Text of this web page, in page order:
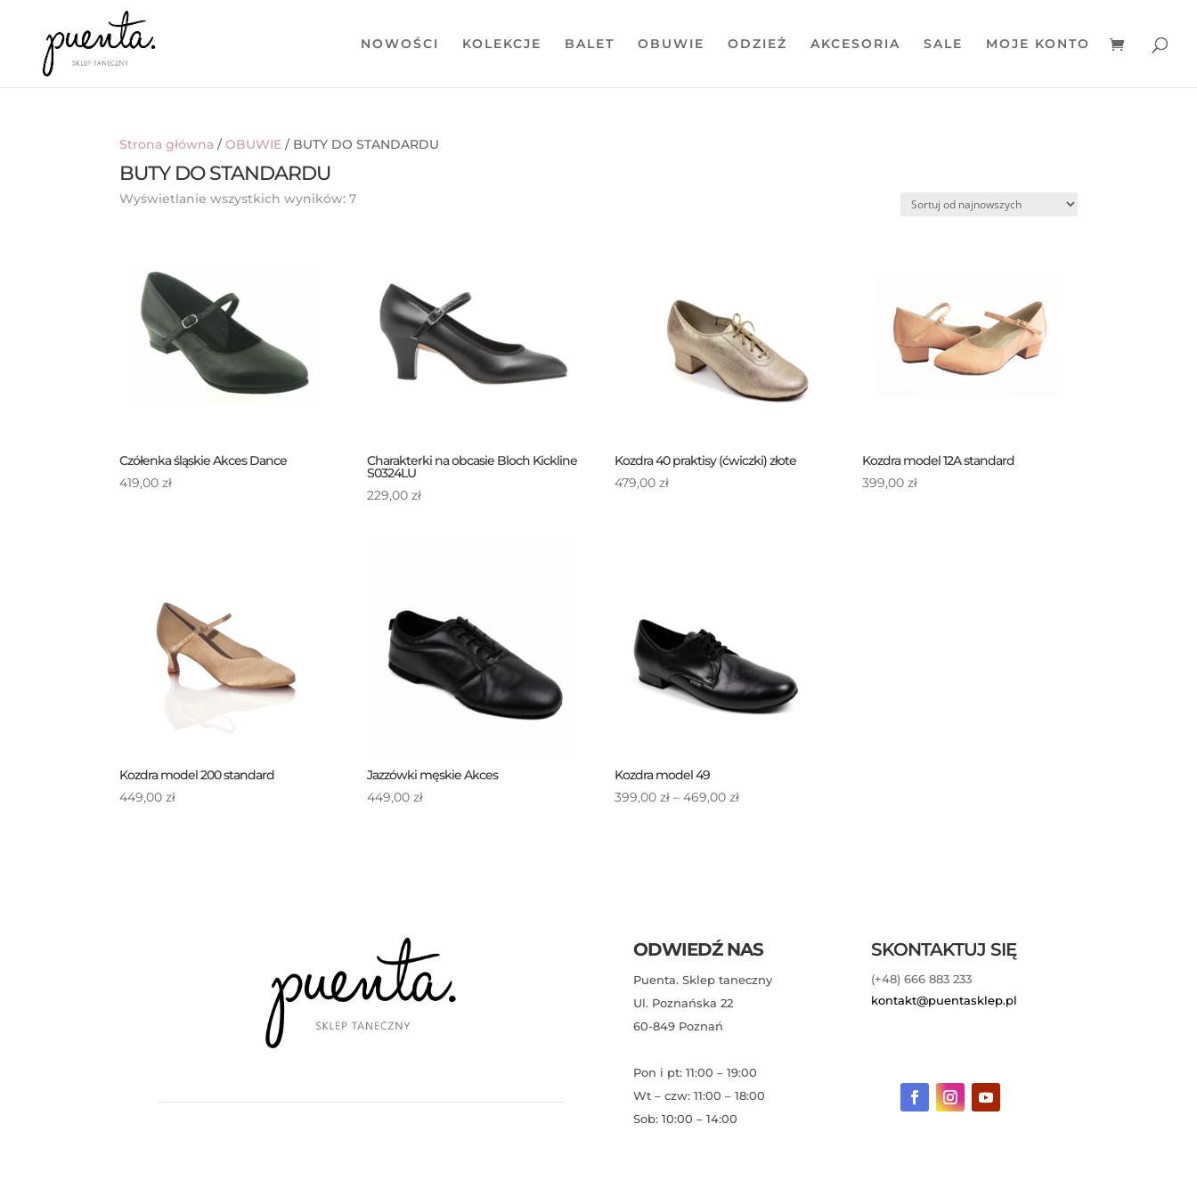
NOWOŚCI KOLEKCJE BALET OBUWIE ODZIEŻ AKCESORIA SALE MOJE KONTO
Strona główna /OBUWIE / BUTY DO STANDARDU
BUTY DO STANDARDU
Wyświetlanie wszystkich wyników: 7Posortowane
Czółenka śląskie Akces Dance
419,00zł
Charakterki na obcasie Bloch Kickline
S0324LU
229,00zł
Kozdra 40 praktisy (ćwiczki) złote
479,00zł
Kozdra model 12A standard
399,00zł
Kozdra model 200 standard
449,00zł
Jazzówki męskie Akces
449,00zł
Kozdra model 49
399,00zł – 469,00złZakres
ODWIEDŹ NAS
Puenta. Sklep taneczny
Ul. Poznańska 22
60-849 Poznań
Pon i pt: 11:00 – 19:00
Wt – czw: 11:00 – 18:00
Sob: 10:00 – 14:00
SKONTAKTUJ SIĘ
(+48) 666 883 233
kontakt@puentasklep.pl